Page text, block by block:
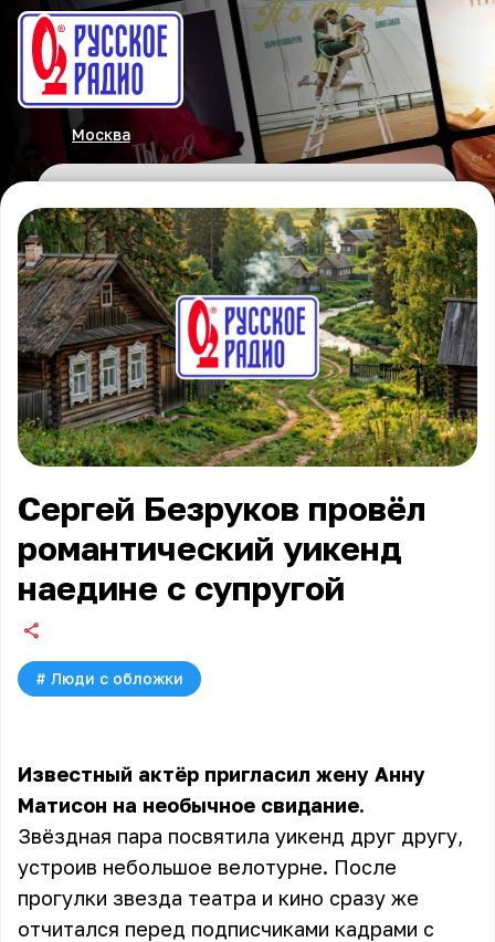
Москва
Сергей Безруков провёл
романтический уикенд
наедине с супругой
# Люди с обложки
Известный актёр пригласил жену Анну
Матисон на необычное свидание.
Звёздная пара посвятила уикенд друг другу,
устроив небольшое велотурне. После
прогулки звезда театра и кино сразу же
отчитался перед подписчиками кадрами с